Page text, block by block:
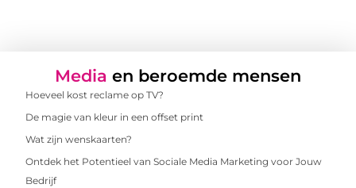
Media en beroemde mensen
Hoeveel kost reclame op TV?
De magie van kleur in een offset print
Wat zijn wenskaarten?
Ontdek het Potentieel van Sociale Media Marketing voor Jouw
Bedrijf